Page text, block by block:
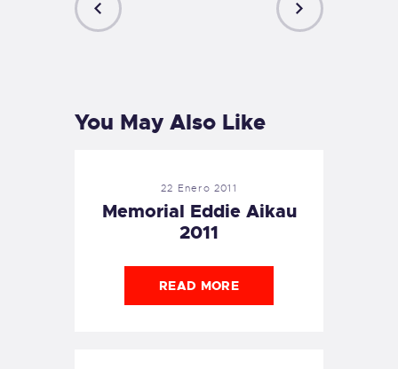
You May Also Like
22 Enero 2011
Memorial Eddie Aikau
2011
READ MORE